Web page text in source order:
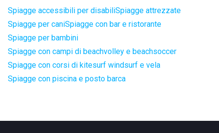
Spiagge accessibili per disabiliSpiagge attrezzate
Spiagge per caniSpiagge con bar e ristorante
Spiagge per bambini
Spiagge con campi di beachvolley e beachsoccer
Spiagge con corsi di kitesurf windsurf e vela
Spiagge con piscina e posto barca